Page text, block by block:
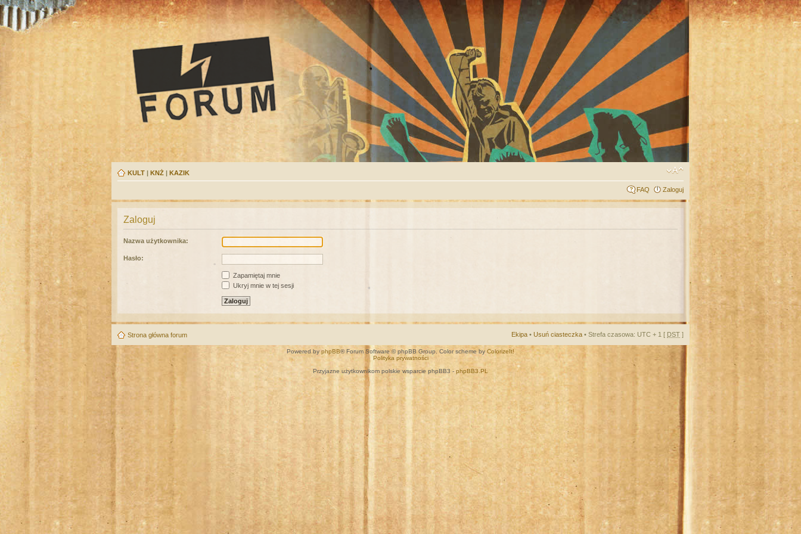
KULT | KNŻ | KAZIK
FAQ Zaloguj
Zaloguj
Nazwa użytkownika:
Hasło:
Zapamiętaj mnie
Ukryj mnie w tej sesji
Strona główna forum Ekipa • Usuń ciasteczka • Strefa czasowa: UTC + 1 [ DST ]
Powered by phpBB® Forum Software © phpBB Group. Color scheme by ColorizeIt!
Polityka prywatności
Przyjazne użytkownikom polskie wsparcie phpBB3 - phpBB3.PL